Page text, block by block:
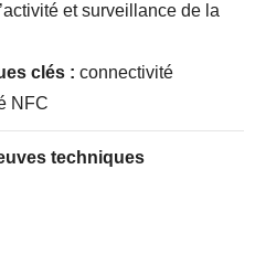
et surveillance de la
clés : connectivité
NFC
techniques